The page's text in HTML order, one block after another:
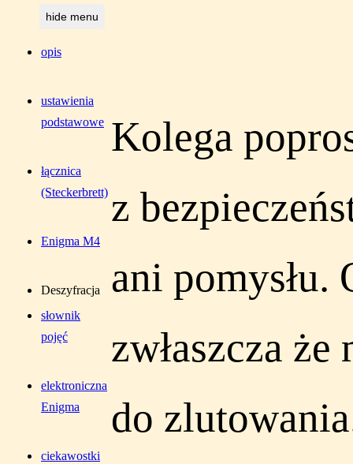
hide menu
opis
ustawienia
podstawowe
łącznica
(Steckerbrett)
Enigma M4
Deszyfracja
słownik
pojęć
elektroniczna
Enigma
ciekawostki
Kolega
z
ani pomysłu.
zwłaszcza
do